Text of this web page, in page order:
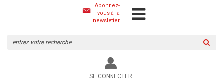
Abonnez-
vous à la
newsletter
le
site
SE CONNECTER